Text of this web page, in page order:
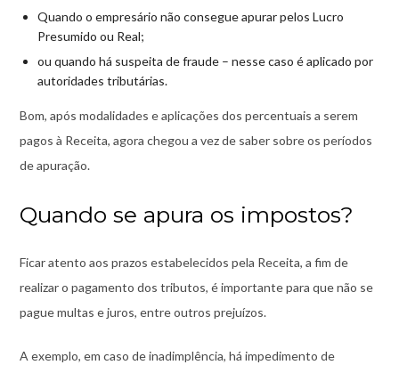
Quando o empresário não consegue apurar pelos Lucro
Presumido ou Real;
ou quando há suspeita de fraude – nesse caso é aplicado por
autoridades tributárias.
Bom, após modalidades e aplicações dos percentuais a serem
pagos à Receita, agora chegou a vez de saber sobre os períodos
de apuração.
Quando se apura os impostos?
Ficar atento aos prazos estabelecidos pela Receita, a fim de
realizar o pagamento dos tributos, é importante para que não se
pague multas e juros, entre outros prejuízos.
A exemplo, em caso de inadimplência, há impedimento de